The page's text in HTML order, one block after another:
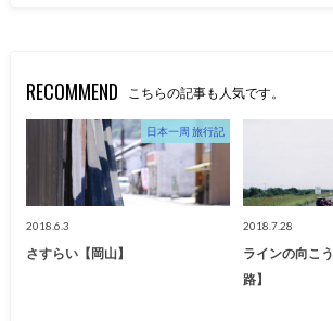
RECOMMEND こちらの記事も人気です。
日本一周 旅行記
2018.6.3
さすらい【岡山】
2018.7.28
ラインの向こ
路】